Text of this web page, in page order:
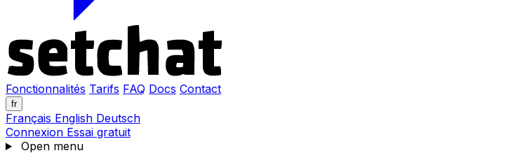
Fonctionnalités Tarifs FAQ Docs Contact
fr
Français English Deutsch
Connexion Essai gratuit
Open menu